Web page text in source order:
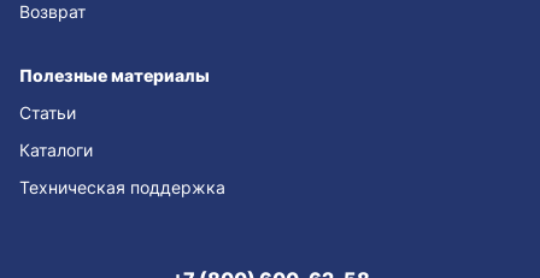
Возврат
Полезные материалы
Статьи
Каталоги
Техническая поддержка